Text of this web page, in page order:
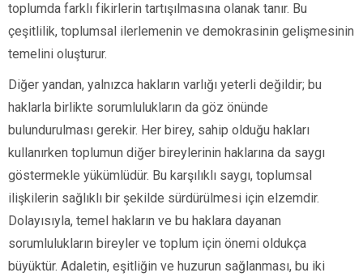
toplumda farklı fikirlerin tartışılmasına olanak tanır. Bu
çeşitlilik, toplumsal ilerlemenin ve demokrasinin gelişmesinin
temelini oluşturur.
Diğer yandan, yalnızca hakların varlığı yeterli değildir; bu
haklarla birlikte sorumlulukların da göz önünde
bulundurulması gerekir. Her birey, sahip olduğu hakları
kullanırken toplumun diğer bireylerinin haklarına da saygı
göstermekle yükümlüdür. Bu karşılıklı saygı, toplumsal
ilişkilerin sağlıklı bir şekilde sürdürülmesi için elzemdir.
Dolayısıyla, temel hakların ve bu haklara dayanan
sorumlulukların bireyler ve toplum için önemi oldukça
büyüktür. Adaletin, eşitliğin ve huzurun sağlanması, bu iki